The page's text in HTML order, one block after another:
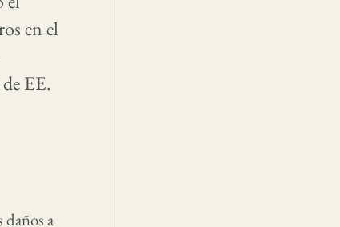
en el
EE.
a